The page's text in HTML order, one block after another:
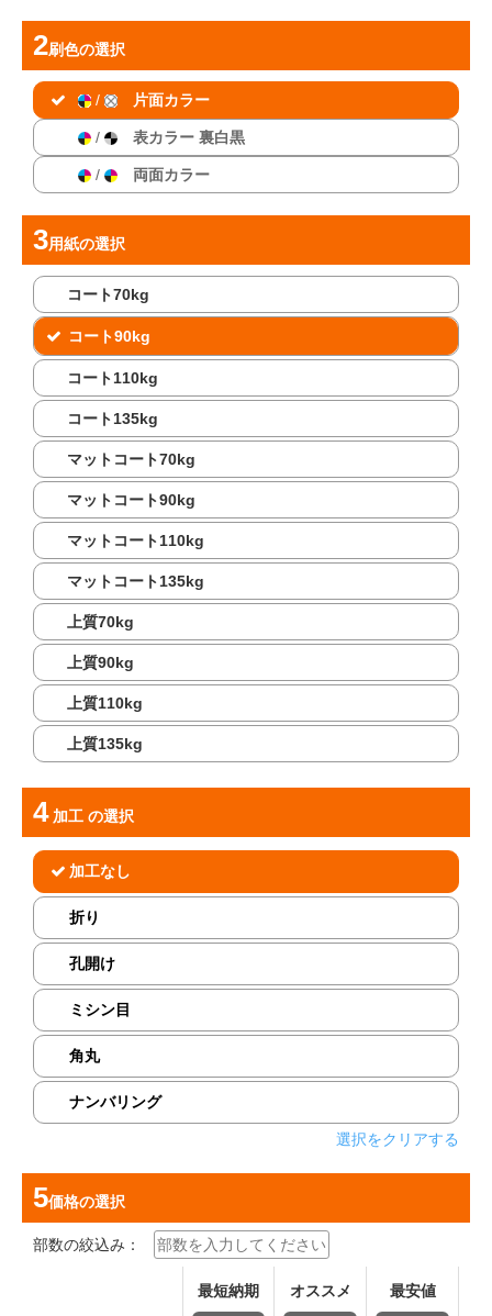
刷色の選択
/ 片面カラー
/ 表カラー 裏白黒
/ 両面カラー
用紙の選択
コート70kg
コート90kg
コート110kg
コート135kg
マットコート70kg
マットコート90kg
マットコート110kg
マットコート135kg
上質70kg
上質90kg
上質110kg
上質135kg
加工 の選択
加工なし
折り
孔開け
ミシン目
角丸
ナンバリング
選択をクリアする
価格の選択
部数の絞込み：
最短納期 オススメ 最安値